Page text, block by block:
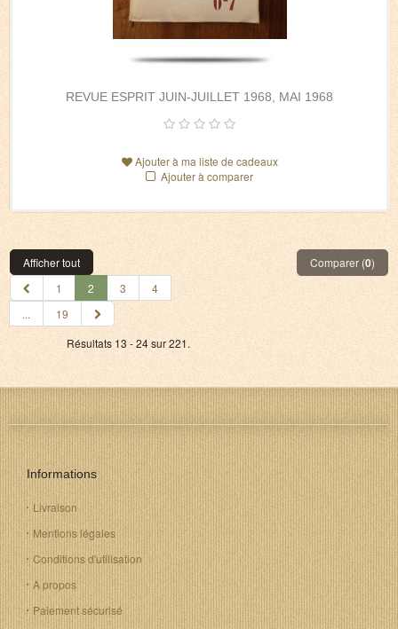
REVUE ESPRIT JUIN-JUILLET 1968, MAI 1968
Ajouter à ma liste de cadeaux
Ajouter à comparer
Afficher tout
1
2 3
4
...
19
Résultats 13 - 24 sur 221.
Comparer (0)
Informations
Livraison
Mentions légales
Conditions d'utilisation
A propos
Paiement sécurisé